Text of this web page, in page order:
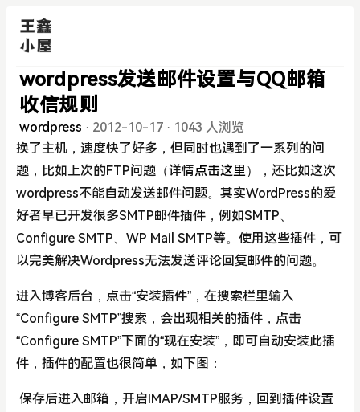
wordpress发送邮件设置与QQ邮箱
收信规则
wordpress · 2012-10-17 · 1043 人浏览
换了主机，速度快了好多，但同时也遇到了一系列的问
题，比如上次的FTP问题（详情点击这里），还比如这次
wordpress不能自动发送邮件问题。其实WordPress的爱
好者早已开发很多SMTP邮件插件，例如SMTP、
Configure SMTP、WP Mail SMTP等。使用这些插件，可
以完美解决Wordpress无法发送评论回复邮件的问题。
进入博客后台，点击“安装插件”，在搜索栏里输入
“Configure SMTP”搜索，会出现相关的插件，点击
“Configure SMTP”下面的“现在安装”，即可自动安装此插
件，插件的配置也很简单，如下图：
保存后进入邮箱，开启IMAP/SMTP服务，回到插件设置